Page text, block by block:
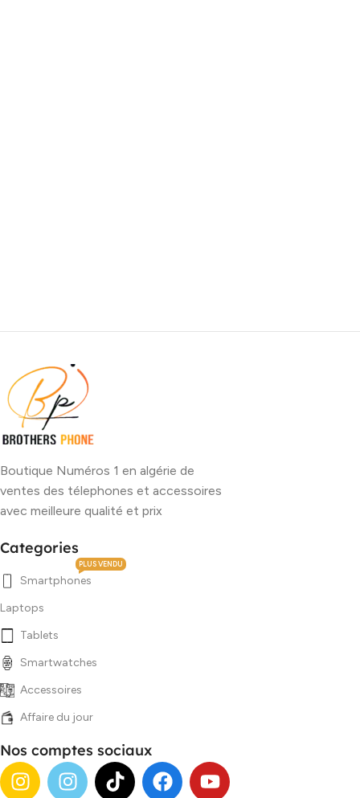
Boutique Numéros 1 en algérie de
ventes des télephones et accessoires
avec meilleure qualité et prix
Categories
Smartphones
PLUS VENDU
Laptops
Tablets
Smartwatches
Accessoires
Affaire du jour
Nos comptes sociaux